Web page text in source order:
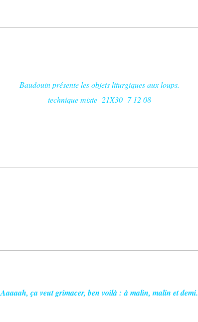
Baudouin présente les objets liturgiques aux loups.
technique mixte 21X30 7 12 08
Aaaaah, ça veut grimacer, ben voilà : à malin, malin et demi.